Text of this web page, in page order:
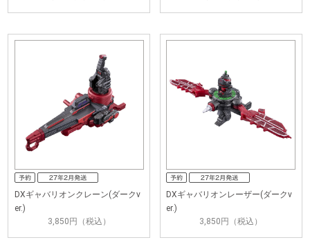
DXギャバリオンクレーン(ダークv
er.)
3,850円（税込）
DXギャバリオンレーザー(ダークv
er.)
3,850円（税込）